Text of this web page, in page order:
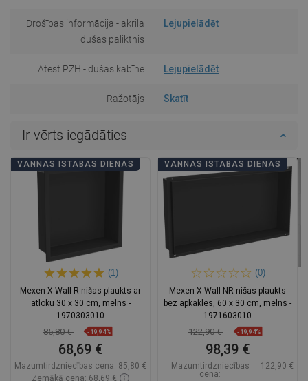
Drošības informācija - akrila
dušas paliktnis
Lejupielādēt
Atest PZH - dušas kabīne Lejupielādēt
Ražotājs Skatīt
Ir vērts iegādāties
VANNAS ISTABAS DIENAS
(1)
Mexen X-Wall-R nišas plaukts ar
atloku 30 x 30 cm, melns -
1970303010
85,80 € -19,94%
68,69 €
Mazumtirdzniecības cena: 85,80 €
Zemākā cena: 68,69 €
VANNAS ISTABAS DIENAS
(0)
Mexen X-Wall-NR nišas plaukts
bez apkakles, 60 x 30 cm, melns -
1971603010
122,90 € -19,94%
98,39 €
Mazumtirdzniecības
cena:
122,90 €